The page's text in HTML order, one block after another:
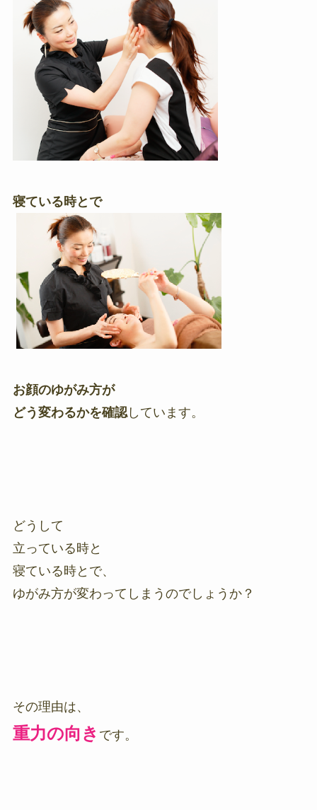
寝ている時とで
お顔のゆがみ方が
どう変わるかを確認しています。
どうして
立っている時と
寝ている時とで、
ゆがみ方が変わってしまうのでしょうか？
その理由は、
重力の向き です。